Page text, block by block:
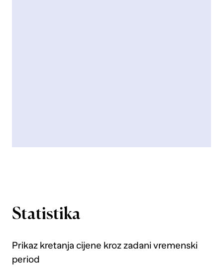
Statistika
Prikaz kretanja cijene kroz zadani vremenski
period